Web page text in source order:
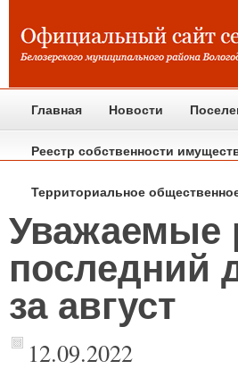
Главная Новости
Реестр собственности
Территориальное
Уважаемые
последний
за август
12.09.2022